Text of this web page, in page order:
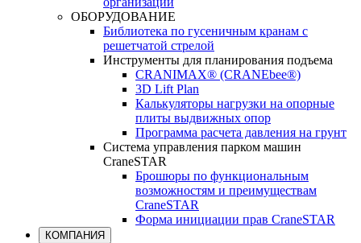
ОБОРУДОВАНИЕ
Библиотека по гусеничным кранам с
решетчатой стрелой
Инструменты для планирования подъема
CRANIMAX® (CRANEbee®)
3D Lift Plan
Калькуляторы нагрузки на опорные
плиты выдвижных опор
Программа расчета давления на грунт
Система управления парком машин
CraneSTAR
Брошюры по функциональным
возможностям и преимуществам
CraneSTAR
Форма инициации прав CraneSTAR
КОМПАНИЯ